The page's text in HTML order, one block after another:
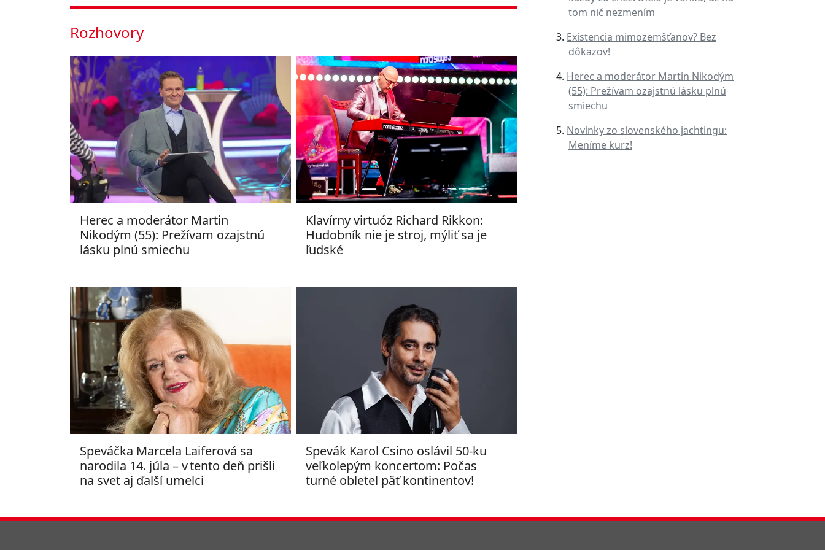
Rozhovory
Herec a moderátor Martin
Nikodým (55): Prežívam ozajstnú
lásku plnú smiechu
Klavírny virtuóz Richard Rikkon:
Hudobník nie je stroj, mýliť sa je
ľudské
Speváčka Marcela Laiferová sa
narodila 14. júla – v tento deň prišli
na svet aj ďalší umelci
Spevák Karol Csino oslávil 50-ku
veľkolepým koncertom: Počas
turné obletel päť kontinentov!
tom nič nezmením
Existencia mimozemšťanov? Bez
dôkazov!
Herec a moderátor Martin Nikodým
(55): Prežívam ozajstnú lásku plnú
smiechu
Novinky zo slovenského jachtingu:
Meníme kurz!